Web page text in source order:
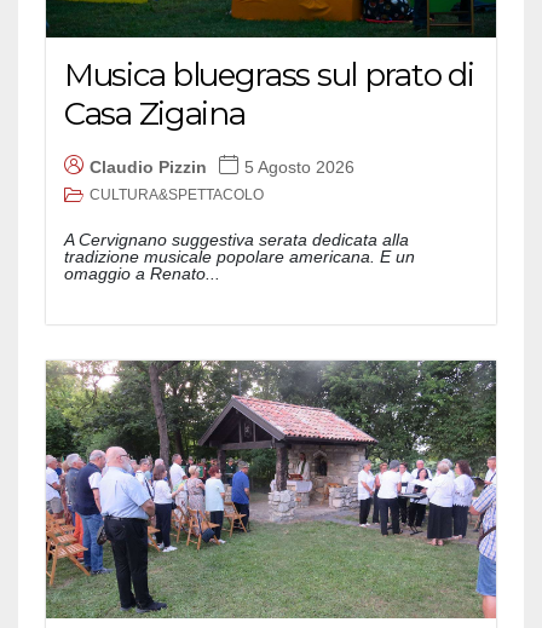
Musica bluegrass sul prato di
Casa Zigaina
Claudio Pizzin 5 Agosto 2026
CULTURA&SPETTACOLO
A Cervignano suggestiva serata dedicata alla
tradizione musicale popolare americana. E un
omaggio a Renato...